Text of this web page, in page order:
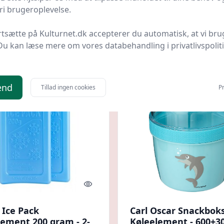
Bedst af 2 priser
kr. Til butik 229 kr.
Quick look
Pack
200 gram - 2-
Carl Oscar
Køleelement -
brugeroplevelse.
på Kulturnet.dk accepterer du automatisk, at vi
kan læse mere om vores databehandling i
Tillad ingen cookies